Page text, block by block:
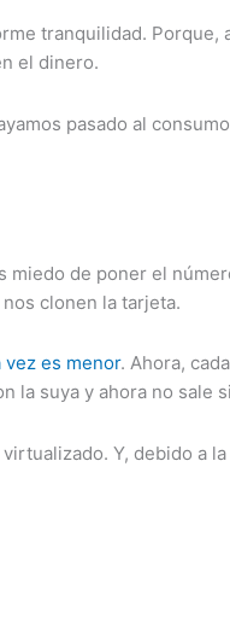
tranquilidad.
el dinero.
pasado al
miedo de poner el
clonen la tarjeta.
vez es menor. Ahora,
la suya y ahora no sale
virtualizado. Y, debido a